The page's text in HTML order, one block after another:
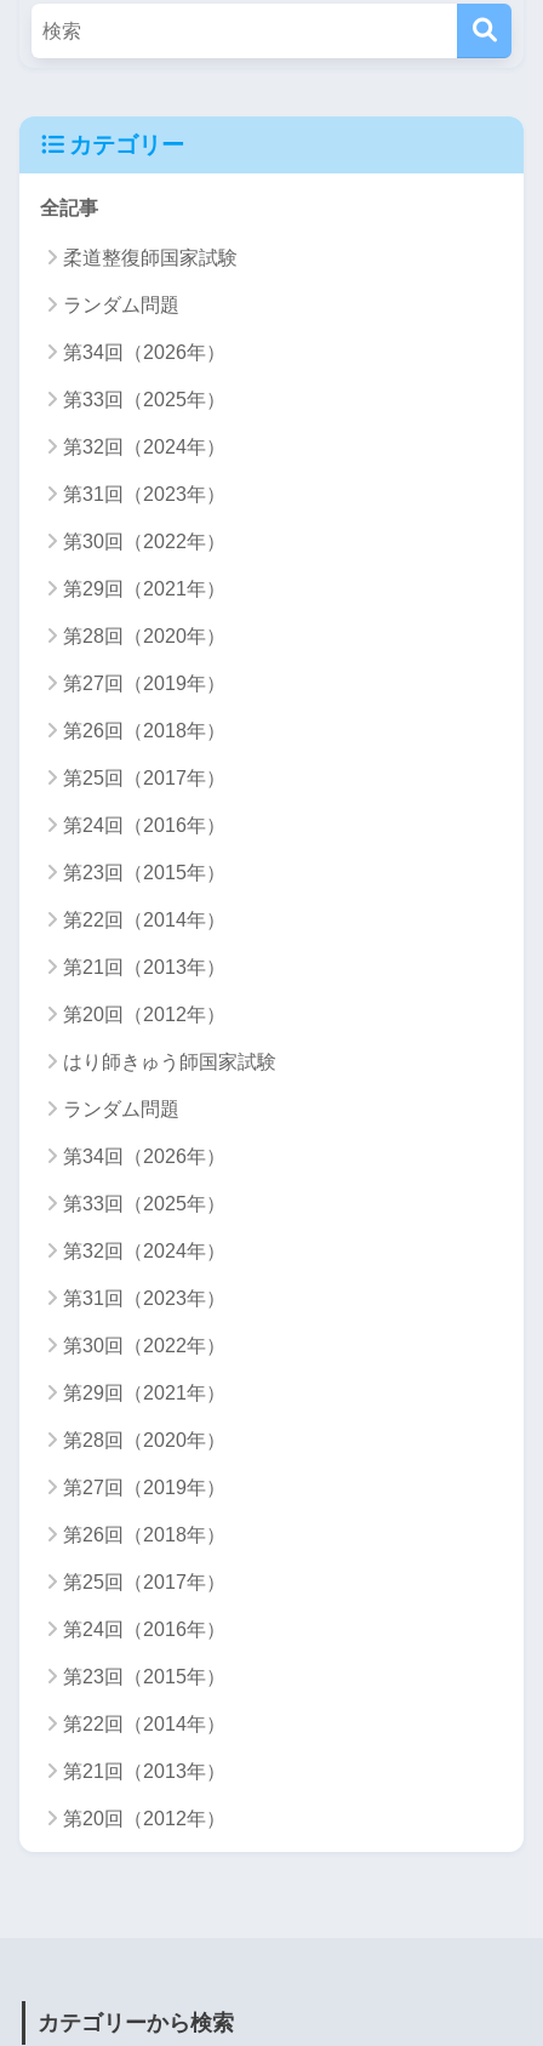
カテゴリー
全記事
柔道整復師国家試験
ランダム問題
第34回（2026年）
第33回（2025年）
第32回（2024年）
第31回（2023年）
第30回（2022年）
第29回（2021年）
第28回（2020年）
第27回（2019年）
第26回（2018年）
第25回（2017年）
第24回（2016年）
第23回（2015年）
第22回（2014年）
第21回（2013年）
第20回（2012年）
はり師きゅう師国家試験
ランダム問題
第34回（2026年）
第33回（2025年）
第32回（2024年）
第31回（2023年）
第30回（2022年）
第29回（2021年）
第28回（2020年）
第27回（2019年）
第26回（2018年）
第25回（2017年）
第24回（2016年）
第23回（2015年）
第22回（2014年）
第21回（2013年）
第20回（2012年）
カテゴリーから検索